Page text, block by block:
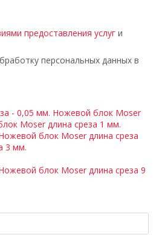
предоставления услуги
персональных данных в
- 0,05 мм. Ножевой блок Moser
Moser длина среза 1 мм.
блок Moser длина среза
3 мм.
блок Moser длина среза 9